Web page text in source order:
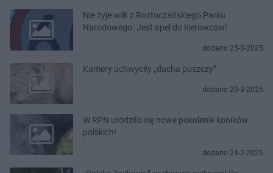
Nie żyje wilk z Roztoczańskiego Parku
Narodowego. Jest apel do kierowców!
dodano 25-3-2025
Kamery uchwyciły „ducha puszczy”
dodano 20-3-2025
W RPN urodziło się nowe pokolenie koników
polskich!
dodano 24-2-2025